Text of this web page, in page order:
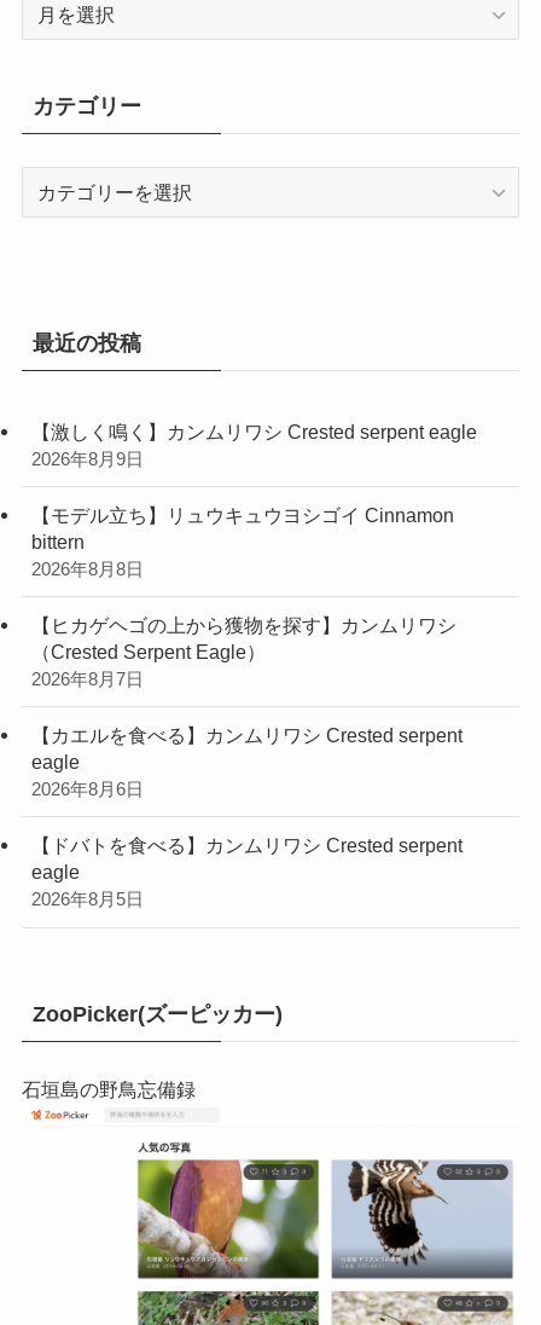
ブ
カテゴリー
最近の投稿
【激しく鳴く】カンムリワシ Crested serpent eagle
2026年8月9日
【モデル立ち】リュウキュウヨシゴイ Cinnamon
bittern
2026年8月8日
【ヒカゲヘゴの上から獲物を探す】カンムリワシ
（Crested Serpent Eagle）
2026年8月7日
【カエルを食べる】カンムリワシ Crested serpent
eagle
2026年8月6日
【ドバトを食べる】カンムリワシ Crested serpent
eagle
2026年8月5日
ZooPicker(ズーピッカー)
石垣島の野鳥忘備録